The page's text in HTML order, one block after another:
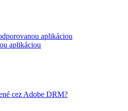
aplikáciou
aplikáciou
cez Adobe DRM?